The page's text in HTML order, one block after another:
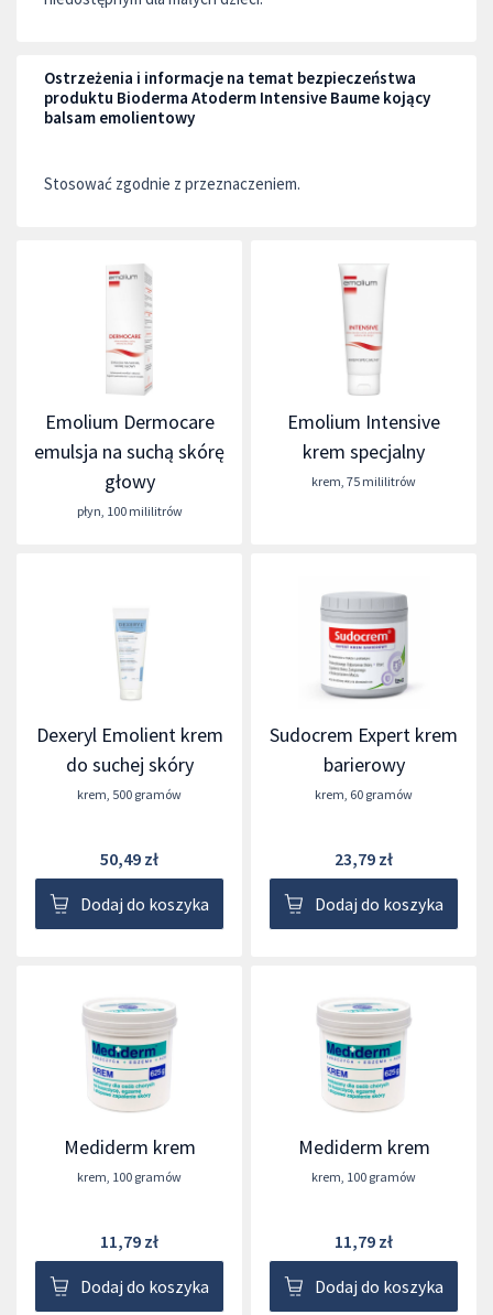
Ostrzeżenia i informacje na temat bezpieczeństwa
produktu Bioderma Atoderm Intensive Baume kojący
balsam emolientowy
Stosować zgodnie z przeznaczeniem.
Emolium Dermocare
emulsja na suchą skórę
głowy
płyn, 100 mililitrów
Emolium Intensive
krem specjalny
krem, 75 mililitrów
Dexeryl Emolient krem
do suchej skóry
krem, 500 gramów
50,49 zł
Dodaj do koszyka
Sudocrem Expert krem
barierowy
krem, 60 gramów
23,79 zł
Dodaj do koszyka
Mediderm krem
krem, 100 gramów
11,79 zł
Dodaj do koszyka
Mediderm krem
krem, 100 gramów
11,79 zł
Dodaj do koszyka